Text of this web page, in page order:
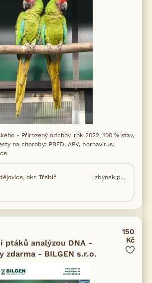
- Přirozený odchov, rok 2022, 100 % stav,
na choroby: PBFD, APV, bornavirus.
okr. Třebíč
zbynek.p...
ptáků analýzou DNA -
zdarma - BILGEN s.r.o.
150
Kč